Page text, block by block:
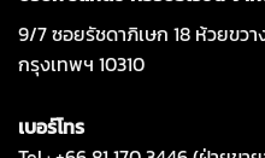
9/7 ซอยรัชดาภิเษก 18 ห้วยขวา
กรุงเทพฯ 10310
เบอร์โทร